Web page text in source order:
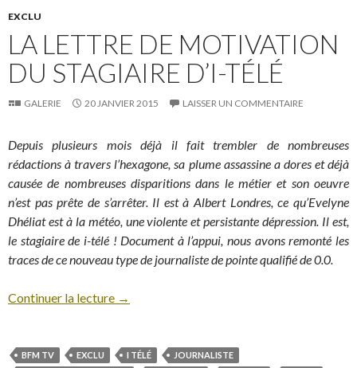
EXCLU
LA LETTRE DE MOTIVATION
DU STAGIAIRE D’I-TÉLÉ
GALERIE 20 JANVIER 2015 LAISSER UN COMMENTAIRE
Depuis plusieurs mois déjà il fait trembler de nombreuses
rédactions à travers l’hexagone, sa plume assassine a dores et déjà
causée de nombreuses disparitions dans le métier et son oeuvre
n’est pas prête de s’arrêter. Il est à Albert Londres, ce qu’Evelyne
Dhéliat est à la météo, une violente et persistante dépression. Il est,
le stagiaire de i-télé ! Document à l’appui, nous avons remonté les
traces de ce nouveau type de journaliste de pointe qualifié de 0.0.
Continuer la lecture →
BFM TV EXCLU I TÉLÉ
JOURNALISTE